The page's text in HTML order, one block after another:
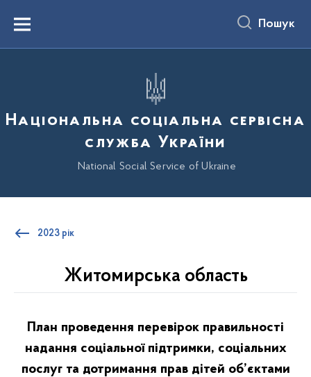
вмістуMenu Пошук
Національна соціальна сервісна
служба України
National Social Service of Ukraine
2023 рік
Житомирська область
План проведення перевірок правильності
надання соціальної підтримки, соціальних
послуг та дотримання прав дітей об’єктами